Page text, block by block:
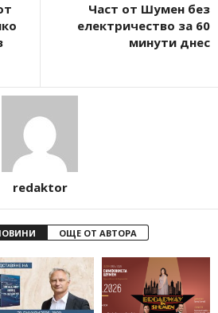
Част от Шумен без
електричество за 60
минути днес
redaktor
ОЩЕ ОТ АВТОРА